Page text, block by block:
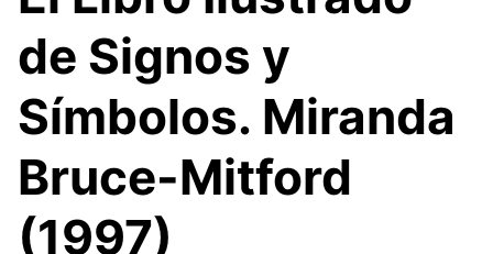
de Signos y
Símbolos. Miranda
Bruce-Mitford
(1997)